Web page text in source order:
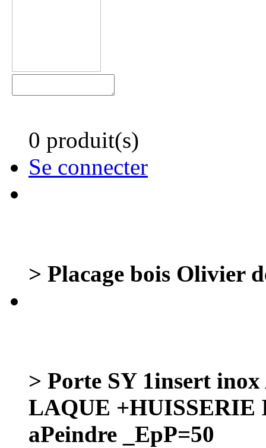
0 produit(s)
Se connecter
> Placage bois Olivier
> Porte SY 1insert
LAQUE
aPeindre _EpP=50